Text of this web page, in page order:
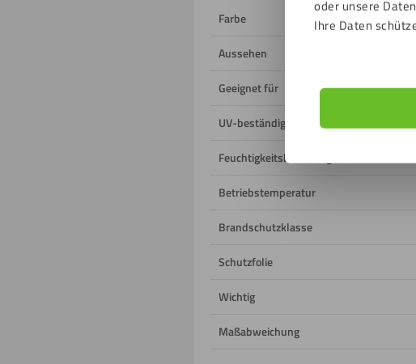
oder unsere
Ihre Daten
Farbe
Aussehen
Geeignet für
UV-beständig
Feuchtigkeitsbeständig
Betriebstemperatur
Brandschutzklasse
Schutzfolie
Wichtig
Maßabweichung